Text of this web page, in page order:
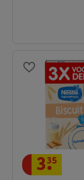
3.
35